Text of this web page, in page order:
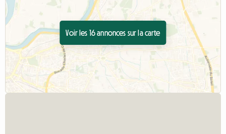
Voir les 16 annonces sur la carte